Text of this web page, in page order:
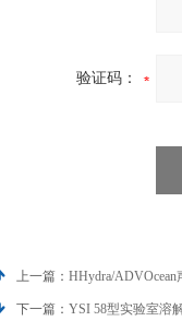
验证码：
上一篇： HHydra/
下一篇： YSI 58型实验室溶